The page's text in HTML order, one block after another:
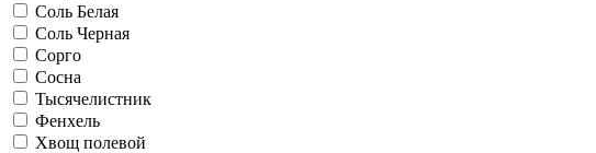
Соль Белая
Соль Черная
Сорго
Сосна
Тысячелистник
Фенхель
Хвощ полевой